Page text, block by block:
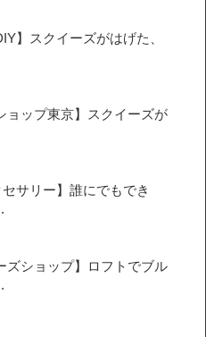
】スクイーズがはげた、
ョップ東京】スクイーズが
セサリー】誰にでもでき
ズショップ】ロフトでブル